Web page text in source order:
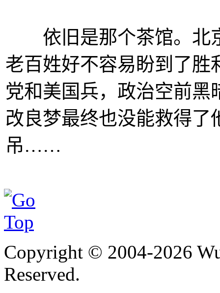
依旧是那个茶馆。北
老百姓好不容易盼到了胜
党和美国兵，政治空前黑
改良梦最终也没能救得了
吊……
Copyright © 2004-2026
Reserved.